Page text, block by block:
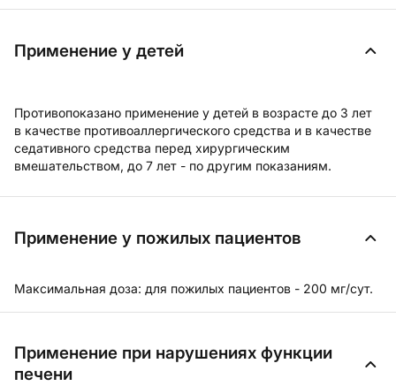
Применение у детей
Противопоказано применение у детей в возрасте до 3 лет
в качестве противоаллергического средства и в качестве
седативного средства перед хирургическим
вмешательством, до 7 лет - по другим показаниям.
Применение у пожилых пациентов
Максимальная доза: для пожилых пациентов - 200 мг/сут.
Применение при нарушениях функции
печени